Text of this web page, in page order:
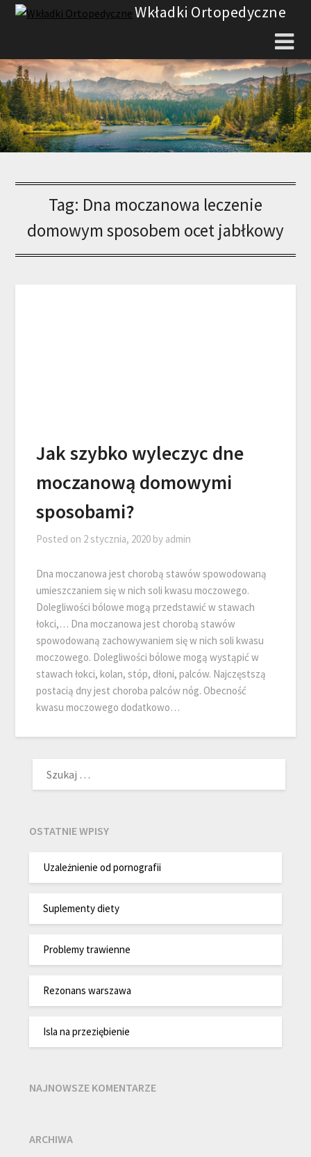
Skip
Wkładki Ortopedyczne
Tag: Dna moczanowa leczenie
domowym sposobem ocet jabłkowy
Jak szybko wyleczyc dne
moczanową domowymi
sposobami?
Posted on 2 stycznia, 2020 by admin
Dna moczanowa jest chorobą stawów spowodowaną
umieszczaniem się w nich soli kwasu moczowego.
Dolegliwości bólowe mogą przedstawić w stawach
łokci,… Dna moczanowa jest chorobą stawów
spowodowaną zachowywaniem się w nich soli kwasu
moczowego. Dolegliwości bólowe mogą wystąpić w
stawach łokci, kolan, stóp, dłoni, palców. Najczęstszą
postacią dny jest choroba palców nóg. Obecność
kwasu moczowego dodatkowo…
OSTATNIE WPISY
Uzależnienie od pornografii
Suplementy diety
Problemy trawienne
Rezonans warszawa
Isla na przeziębienie
NAJNOWSZE KOMENTARZE
ARCHIWA